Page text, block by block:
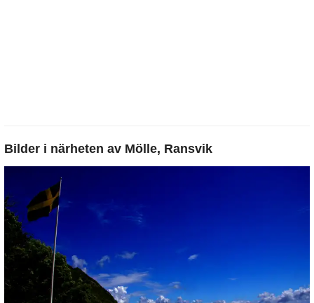
Bilder i närheten av Mölle, Ransvik